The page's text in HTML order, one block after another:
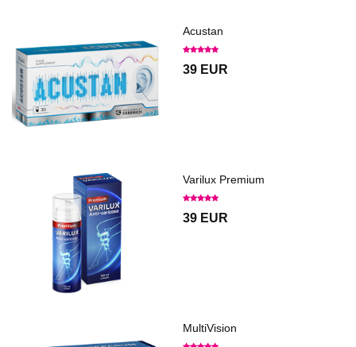
Acustan
39 EUR
Varilux Premium
39 EUR
MultiVision